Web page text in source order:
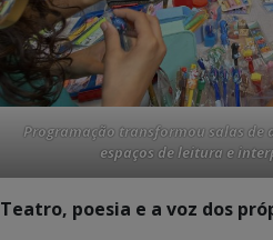
Programação transformou salas de
espaços de leitura e
Teatro, poesia e a voz dos